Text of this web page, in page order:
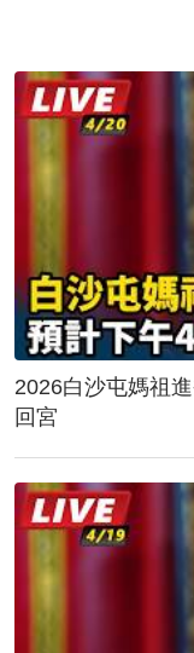
2026白沙屯媽祖進香｜
回宮